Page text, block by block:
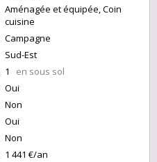
Aménagée et équipée, Coin
cuisine
Campagne
Sud-Est
1 en sous sol
Oui
Non
Oui
Non
1 441 €/an